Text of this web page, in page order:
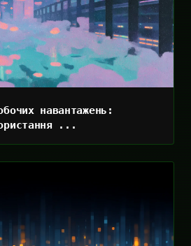
навантажень:
...